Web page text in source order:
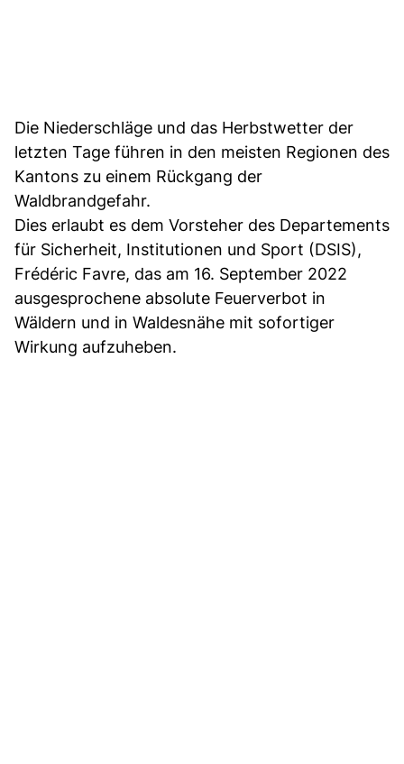
Die Niederschläge und das Herbstwetter der
letzten Tage führen in den meisten Regionen des
Kantons zu einem Rückgang der
Waldbrandgefahr.
Dies erlaubt es dem Vorsteher des Departements
für Sicherheit, Institutionen und Sport (DSIS),
Frédéric Favre, das am 16. September 2022
ausgesprochene absolute Feuerverbot in
Wäldern und in Waldesnähe mit sofortiger
Wirkung aufzuheben.